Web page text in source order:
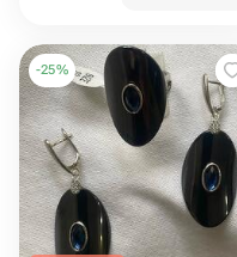
-25%